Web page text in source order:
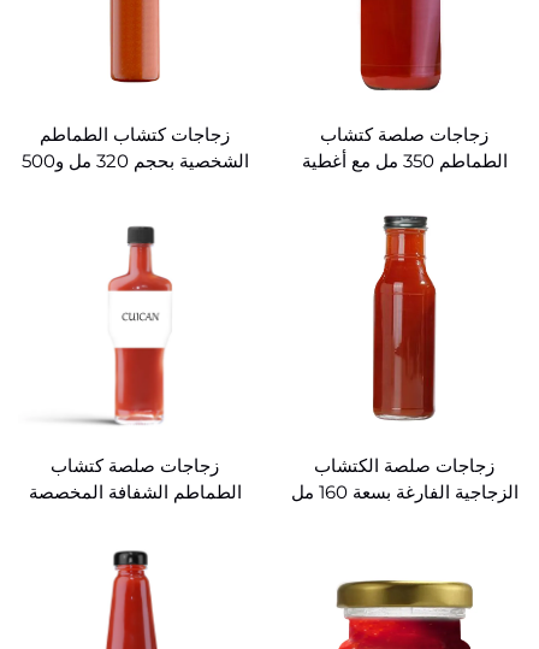
زجاجات صلصة كتشاب
الطماطم 350 مل مع أغطية
زجاجات كتشاب الطماطم
الشخصية بحجم 320 مل و500
زجاجات صلصة الكتشاب
الزجاجية الفارغة بسعة 160 مل
زجاجات صلصة كتشاب
الطماطم الشفافة المخصصة